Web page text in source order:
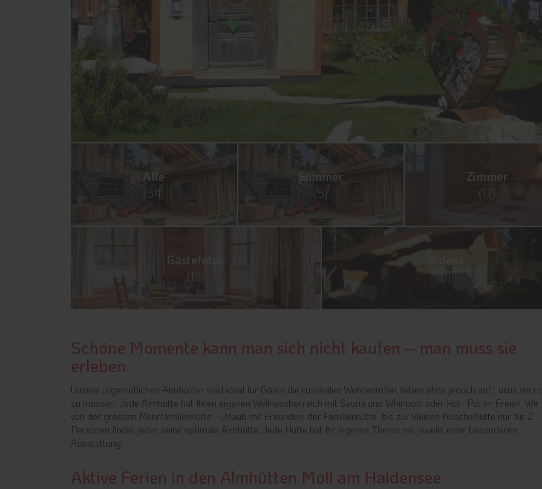
Alle
(54)
Sommer
(5)
Zimmer
(17)
Gästefotos
(10)
Videos
(1)
Schöne Momente kann man sich nicht kaufen – man muss sie
erleben.
Unsere urgemütlichen Almhütten sind ideal für Gäste die rustikalen Wohnkomfort lieben ohne jedoch auf Luxus
zu müssen. Jede Almhütte hat Ihren eigenen Wellnessberreich mit Sauna und Whirlpool oder Hot- Pot im Freien. Wir
von der grossen Mehrfamilienhütte - Urlaub mit Freunden, der Familienhütte bis zur kleinen Kuschelhütte nur für 2
Personen findet jeder seine optimale Almhütte. Jede Hütte hat Ihr eigenes Thema mit jeweils einer besonderen
Ausstattung.
Aktive Ferien in den Almhütten Moll am Haldensee